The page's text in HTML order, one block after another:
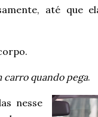
até que
carro quando pega.
nesse